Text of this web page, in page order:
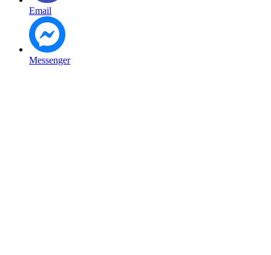
Email
Messenger